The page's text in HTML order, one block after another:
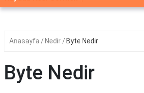
SAĞLIK
Anasayfa Nedir Byte Nedir
Byte Nedir